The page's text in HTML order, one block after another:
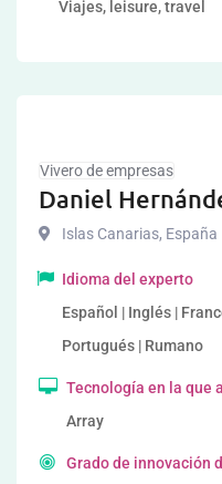
Viajes, leisure, travel
Vivero de empresas
Daniel
Islas Canarias, España
Idioma del experto
Español | Inglés |
Portugués | Rumano
Tecnología en la que
Array
Grado de innovación